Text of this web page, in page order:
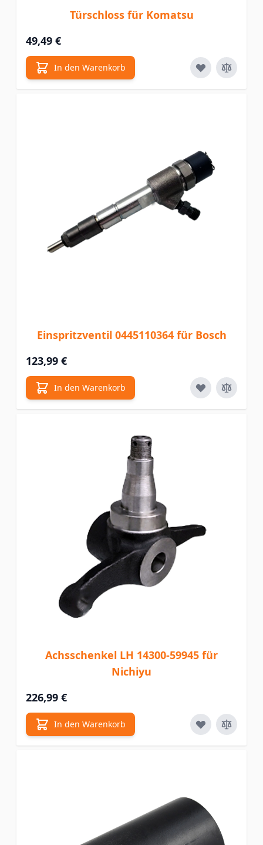
Türschloss für Komatsu
49,49 €
In den Warenkorb
Einspritzventil 0445110364 für Bosch
123,99 €
In den Warenkorb
Achsschenkel LH 14300-59945 für
Nichiyu
226,99 €
In den Warenkorb